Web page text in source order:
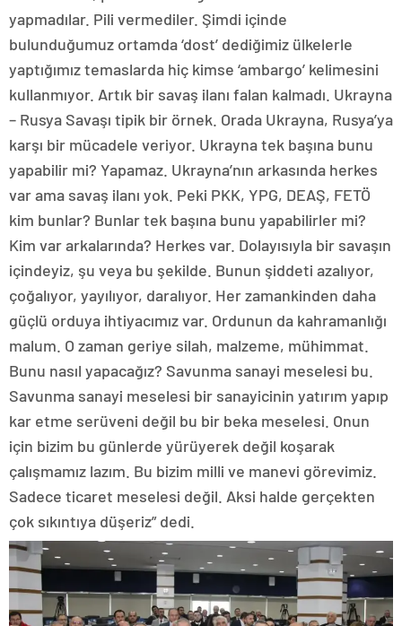
yapmadılar. Pili vermediler. Şimdi içinde
bulunduğumuz ortamda ‘dost’ dediğimiz ülkelerle
yaptığımız temaslarda hiç kimse ‘ambargo’ kelimesini
kullanmıyor. Artık bir savaş ilanı falan kalmadı. Ukrayna
– Rusya Savaşı tipik bir örnek. Orada Ukrayna, Rusya’ya
karşı bir mücadele veriyor. Ukrayna tek başına bunu
yapabilir mi? Yapamaz. Ukrayna’nın arkasında herkes
var ama savaş ilanı yok. Peki PKK, YPG, DEAŞ, FETÖ
kim bunlar? Bunlar tek başına bunu yapabilirler mi?
Kim var arkalarında? Herkes var. Dolayısıyla bir savaşın
içindeyiz, şu veya bu şekilde. Bunun şiddeti azalıyor,
çoğalıyor, yayılıyor, daralıyor. Her zamankinden daha
güçlü orduya ihtiyacımız var. Ordunun da kahramanlığı
malum. O zaman geriye silah, malzeme, mühimmat.
Bunu nasıl yapacağız? Savunma sanayi meselesi bu.
Savunma sanayi meselesi bir sanayicinin yatırım yapıp
kar etme serüveni değil bu bir beka meselesi. Onun
için bizim bu günlerde yürüyerek değil koşarak
çalışmamız lazım. Bu bizim milli ve manevi görevimiz.
Sadece ticaret meselesi değil. Aksi halde gerçekten
çok sıkıntıya düşeriz” dedi.